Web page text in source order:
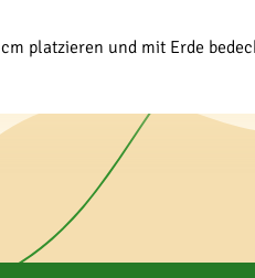
platzieren und mit Erde